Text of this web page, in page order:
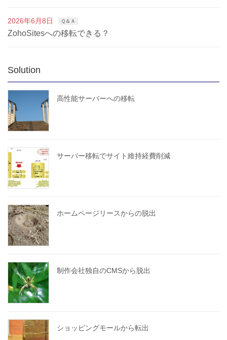
2026年6月8日 Ｑ＆Ａ
ZohoSitesへの移転できる？
Solution
高性能サーバーへの移転
サーバー移転でサイト維持経費削減
ホームページリースからの脱出
制作会社独自のCMSから脱出
ショッピングモールから転出